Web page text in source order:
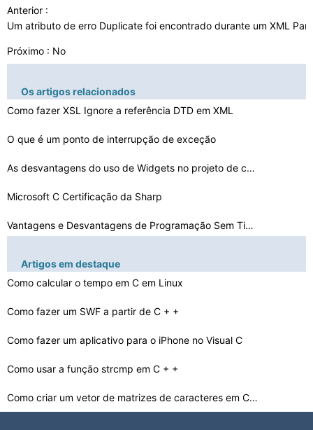
Anterior :
Um atributo de erro Duplicate foi encontrado durante um XML
Próximo : No
Os artigos relacionados
Como fazer XSL Ignore a referência DTD em XML
O que é um ponto de interrupção de exceção
As desvantagens do uso de Widgets no projeto de computa…
Microsoft C Certificação da Sharp
Vantagens e Desvantagens de Programação Sem Tipos Idi…
Componentes Desenvolvimento iPhone
O que faz Alias ​​média no I /O de arquivos
Artigos em destaque
Como calcular o tempo em C em Linux
Como fazer um SWF a partir de C + +
Como fazer um aplicativo para o iPhone no Visual C
Como usar a função strcmp em C + +
Como criar um vetor de matrizes de caracteres em C + +